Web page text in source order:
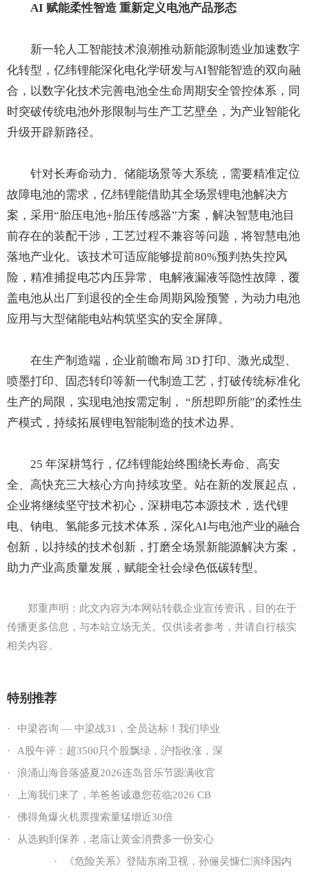
AI 赋能柔性智造 重新定义电池产品形态
新一轮人工智能技术浪潮推动新能源制造业加速数字
化转型，亿纬锂能深化电化学研发与AI智能智造的双向融
合，以数字化技术完善电池全生命周期安全管控体系，同
时突破传统电池外形限制与生产工艺壁垒，为产业智能化
升级开辟新路径。
针对长寿命动力、储能场景等大系统，需要精准定位
故障电池的需求，亿纬锂能借助其全场景锂电池解决方
案，采用“胎压电池+胎压传感器”方案，解决智慧电池目
前存在的装配干涉，工艺过程不兼容等问题，将智慧电池
落地产业化。该技术可适应能够提前80%预判热失控风
险，精准捕捉电芯内压异常、电解液漏液等隐性故障，覆
盖电池从出厂到退役的全生命周期风险预警，为动力电池
应用与大型储能电站构筑坚实的安全屏障。
在生产制造端，企业前瞻布局 3D 打印、激光成型、
喷墨打印、固态转印等新一代制造工艺，打破传统标准化
生产的局限，实现电池按需定制， “所想即所能”的柔性生
产模式，持续拓展锂电智能制造的技术边界。
25 年深耕笃行，亿纬锂能始终围绕长寿命、高安
全、高快充三大核心方向持续攻坚。站在新的发展起点，
企业将继续坚守技术初心，深耕电芯本源技术，迭代锂
电、钠电、氢能多元技术体系，深化AI与电池产业的融合
创新，以持续的技术创新，打磨全场景新能源解决方案，
助力产业高质量发展，赋能全社会绿色低碳转型。
郑重声明：此文内容为本网站转载企业宣传资讯，目的在于
传播更多信息，与本站立场无关。仅供读者参考，并请自行核实
相关内容。
特别推荐
·
中梁咨询 — 中梁战31，全员达标！我们毕业
·
A股午评：超3500只个股飘绿，沪指收涨，深
·
浪涌山海音落盛夏2026连岛音乐节圆满收官
·
上海我们来了，羊爸爸诚邀您莅临2026 CB
·
佛得角爆火机票搜索量猛增近30倍
·
从选购到保养，老庙让黄金消费多一份安心
·
《危险关系》登陆东南卫视，孙俪吴慷仁演绎国内